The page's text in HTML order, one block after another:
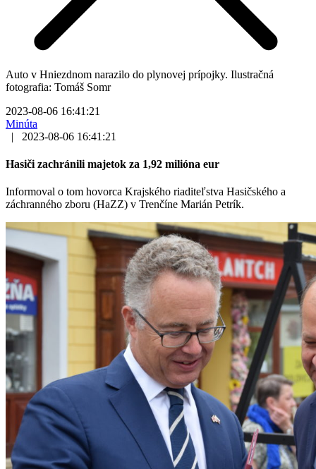
Auto v Hniezdnom narazilo do plynovej prípojky. Ilustračná
fotografia: Tomáš Somr
2023-08-06 16:41:21
Minúta
|
2023-08-06 16:41:21
Hasiči zachránili majetok za 1,92 milióna eur
Informoval o tom hovorca Krajského riaditeľstva Hasičského a
záchranného zboru (HaZZ) v Trenčíne Marián Petrík.